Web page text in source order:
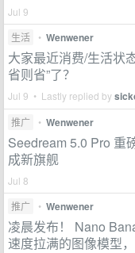
Jul 9
生活
• Wenwener
大家最近消费/生活状
省则省”了？
Jul 9 • Lastly replied by
推广 • Wenwener
Seedream 5.0 Pro 重
成新旗舰
Jul 8
推广
• Wenwener
凌晨发布！ Nano
速度拉满的图像模型